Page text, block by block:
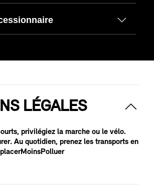
LÉGALES
privilégiez la marche ou le vélo.
Au quotidien, prenez les transports en